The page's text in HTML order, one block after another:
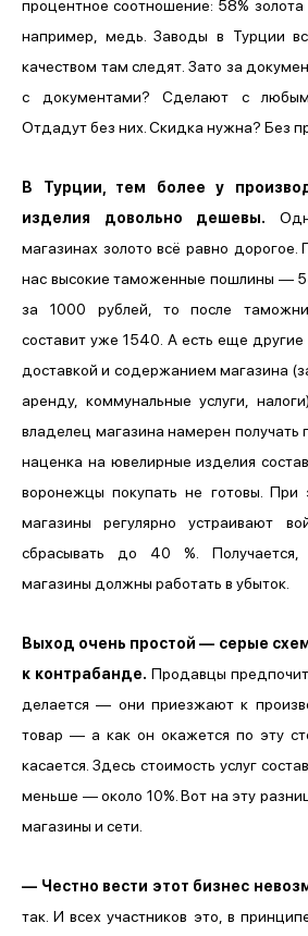
процентное соотношение: 58% золота
например, медь. Заводы в Турции
качеством там следят. Зато за
с документами? Сделают с
Отдадут без них. Скидка нужна? Без
В Турции, тем более у
изделия довольно дешевы.
магазинах золото всё равно
нас высокие таможенные пошлины —
за 1000 рублей, то после таможни
составит уже 1540. А есть еще
доставкой и содержанием магазина
аренду, коммунальные услуги,
владелец магазина намерен получать
наценка на ювелирные изделия
воронежцы покупать не готовы. При
магазины регулярно устраивают
сбрасывать до 40 %.
магазины должны работать в убыток.
Выход очень простой — серые
к контрабанде. Продавцы
делается— они приезжают к
товар — а как он окажется по эту
касается. Здесь стоимость услуг
меньше — около 10%. Вот на эту
магазины и сети.
— Честно вести этот бизнес
так. И всех участников это, в